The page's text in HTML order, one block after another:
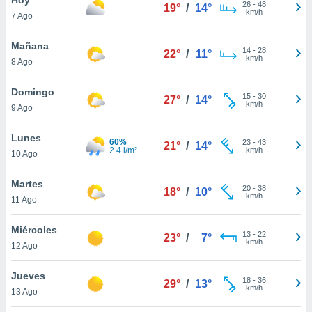
en
más
nuestra
de
cookies
aceptar
7 Ago
19° / 14° 26- 48
km/h
Mañana
8 Ago
22° / 11° 14- 28
km/h
Domingo
9 Ago
27° / 14° 15- 30
km/h
Lunes
10 Ago
60%
2.4 l/m²
21° / 14° 23- 43
km/h
Martes
11 Ago
18° / 10° 20- 38
km/h
Miércoles
12 Ago
23° / 7° 13- 22
km/h
Jueves
13 Ago
29° / 13° 18- 36
km/h